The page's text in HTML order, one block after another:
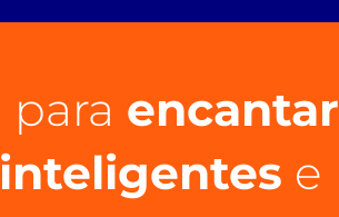
encantar
e